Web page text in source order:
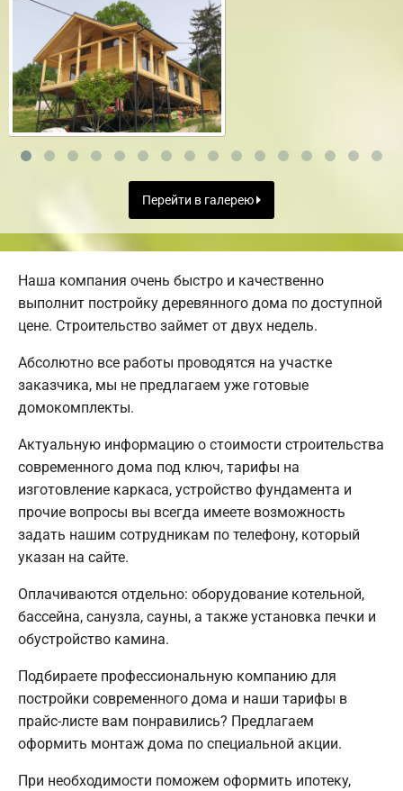
Перейти в галерею
Наша компания очень быстро и качественно
выполнит постройку деревянного дома по доступной
цене. Строительство займет от двух недель.
Абсолютно все работы проводятся на участке
заказчика, мы не предлагаем уже готовые
домокомплекты.
Актуальную информацию о стоимости строительства
современного дома под ключ, тарифы на
изготовление каркаса, устройство фундамента и
прочие вопросы вы всегда имеете возможность
задать нашим сотрудникам по телефону, который
указан на сайте.
Оплачиваются отдельно: оборудование котельной,
бассейна, санузла, сауны, а также установка печки и
обустройство камина.
Подбираете профессиональную компанию для
постройки современного дома и наши тарифы в
прайс-листе вам понравились? Предлагаем
оформить монтаж дома по специальной акции.
При необходимости поможем оформить ипотеку,